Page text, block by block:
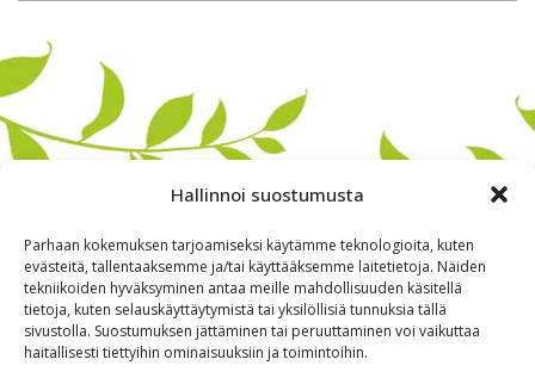
Hallinnoi suostumusta
Parhaan kokemuksen tarjoamiseksi käytämme teknologioita, kuten
evästeitä, tallentaaksemme ja/tai käyttääksemme laitetietoja. Näiden
tekniikoiden hyväksyminen antaa meille mahdollisuuden käsitellä
tietoja, kuten selauskäyttäytymistä tai yksilöllisiä tunnuksia tällä
sivustolla. Suostumuksen jättäminen tai peruuttaminen voi vaikuttaa
haitallisesti tiettyihin ominaisuuksiin ja toimintoihin.
Alkuun Ryhmille Kokous & Ohjelmat